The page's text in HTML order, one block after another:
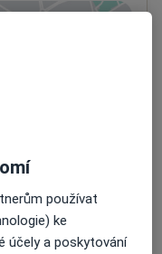
aktivní
na pojišťovnu
používat
ke
účely a poskytování